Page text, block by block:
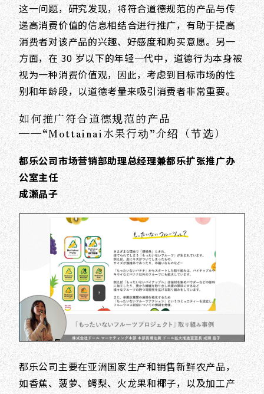
这一问题，研究发现，将符合道德规范的产品与传
递高消费价值的信息相结合进行推广，有助于提高
消费者对该产品的兴趣、好感度和购买意愿。另一
方面，在 30 岁以下的年轻一代中，道德行为本身被
视为一种消费价值观，因此，考虑到目标市场的性
别和年龄段，以道德考量来吸引消费者非常重要。
如何推广符合道德规范的产品
——“Mottainai水果行动”介绍（节选）
都乐公司市场营销部助理总经理兼都乐扩张推广办
公室主任
成瀬晶子
都乐公司主要在亚洲国家生产和销售新鲜农产品，
如香蕉、菠萝、鳄梨、火龙果和椰子，以及加工产